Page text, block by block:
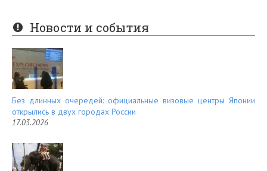
er
es
t
e
d
Новости и события
Без длинных очередей: официальные визовые центры Японии
открылись в двух городах России
17.03.2026